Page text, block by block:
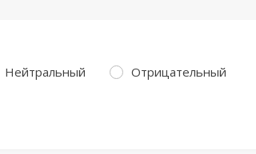
Нейтральный Отрицательный